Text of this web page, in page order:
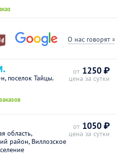
О нас говорят »
поселок Тайцы.
от 1250 ₽
цена за сутки
область,
район, Виллозское
от 1050 ₽
цена за сутки